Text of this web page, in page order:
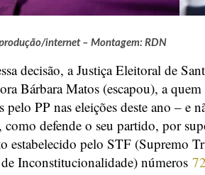
internet – Montagem: RDN
decisão, a Justiça Eleitoral de
Bárbara Matos (escapou), a
pelo PP nas eleições deste ano – e
como defende o seu partido, por
estabelecido pelo STF (Supremo
Inconstitucionalidade) números